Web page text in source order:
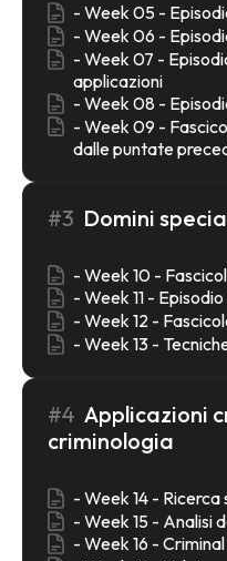
- Week 05 -
- Week 06 -
- Week 07 -
applicazioni
- Week 08 -
- Week 09 -
dalle puntate
#3 Domini
- Week 10 -
- Week 11 -
- Week 12 -
- Week 13 -
#4 Applicazioni
criminologia
- Week 14 - Ricerca
- Week 15 - Analisi
- Week 16 -